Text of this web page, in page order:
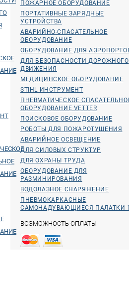
ПОЖАРНОЕ ОБОРУДОВАНИЕ
ПОРТАТИВНЫЕ ЗАРЯДНЫЕ
УСТРОЙСТВА
АВАРИЙНО-СПАСАТЕЛЬНОЕ
ОБОРУДОВАНИЕ
ОБОРУДОВАНИЕ ДЛЯ
ДЛЯ БЕЗОПАСНОСТИ ДОРОЖНОГО
ДВИЖЕНИЯ
МЕДИЦИНСКОЕ ОБОРУДОВАНИЕ
STIHL ИНСТРУМЕНТ
ПНЕВМАТИЧЕСКОЕ
ОБОРУДОВАНИЕ VETTER
ПОИСКОВОЕ ОБОРУДОВАНИЕ
РОБОТЫ ДЛЯ ПОЖАРОТУШЕНИЯ
АВАРИЙНОЕ ОСВЕЩЕНИЕ
ДЛЯ СИЛОВЫХ СТРУКТУР
ДЛЯ ОХРАНЫ ТРУДА
ОБОРУДОВАНИЕ ДЛЯ
РАЗМИНИРОВАНИЯ
ВОДОЛАЗНОЕ СНАРЯЖЕНИЕ
ПНЕВМОКАРКАСНЫЕ
САМОНАДУВАЮЩИЕСЯ ПАЛАТКИ-
ВОЗМОЖНОСТЬ ОПЛАТЫ